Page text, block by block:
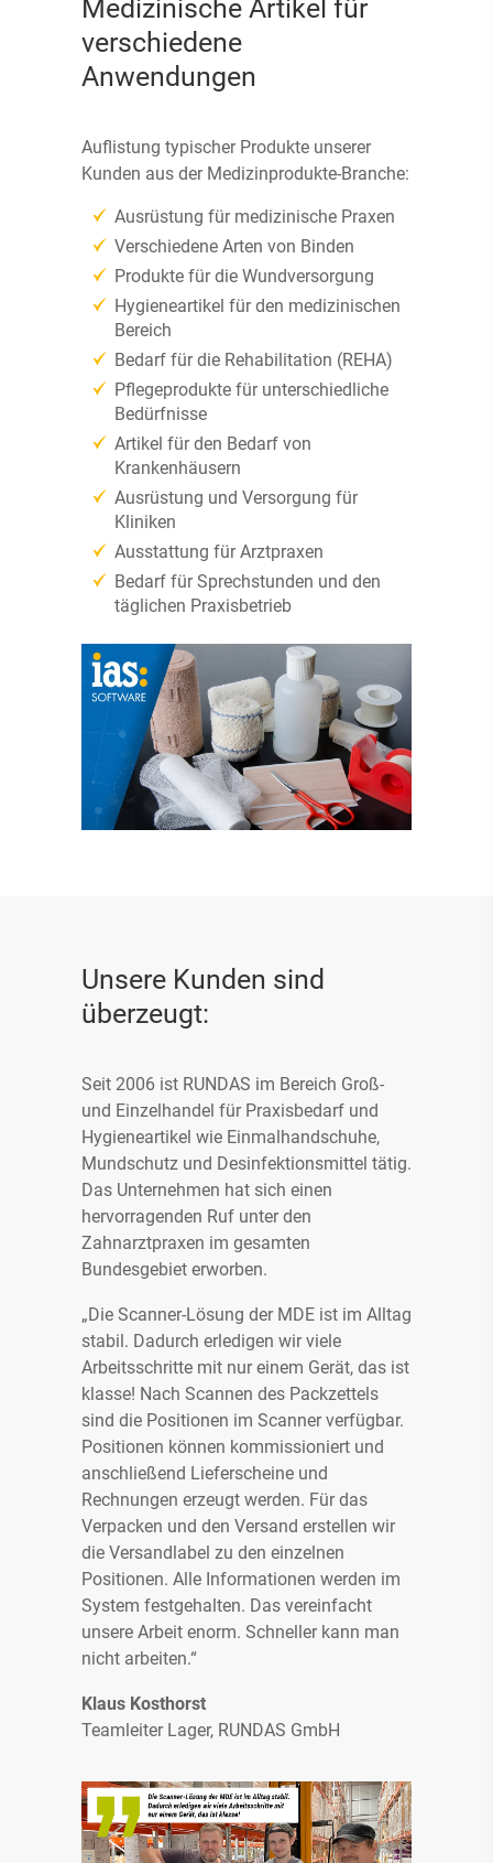
Medizinische Artikel für
verschiedene
Anwendungen
Auflistung typischer Produkte unserer
Kunden aus der Medizinprodukte-Branche:
Ausrüstung für medizinische Praxen
Verschiedene Arten von Binden
Produkte für die Wundversorgung
Hygieneartikel für den medizinischen
Bereich
Bedarf für die Rehabilitation (REHA)
Pflegeprodukte für unterschiedliche
Bedürfnisse
Artikel für den Bedarf von
Krankenhäusern
Ausrüstung und Versorgung für
Kliniken
Ausstattung für Arztpraxen
Bedarf für Sprechstunden und den
täglichen Praxisbetrieb
Unsere Kunden sind
überzeugt:
Seit 2006 ist RUNDAS im Bereich Groß-
und Einzelhandel für Praxisbedarf und
Hygieneartikel wie Einmalhandschuhe,
Mundschutz und Desinfektionsmittel tätig.
Das Unternehmen hat sich einen
hervorragenden Ruf unter den
Zahnarztpraxen im gesamten
Bundesgebiet erworben.
„Die Scanner-Lösung der MDE ist im Alltag
stabil. Dadurch erledigen wir viele
Arbeitsschritte mit nur einem Gerät, das ist
klasse! Nach Scannen des Packzettels
sind die Positionen im Scanner verfügbar.
Positionen können kommissioniert und
anschließend Lieferscheine und
Rechnungen erzeugt werden. Für das
Verpacken und den Versand erstellen wir
die Versandlabel zu den einzelnen
Positionen. Alle Informationen werden im
System festgehalten. Das vereinfacht
unsere Arbeit enorm. Schneller kann man
nicht arbeiten.“
Klaus Kosthorst
Teamleiter Lager, RUNDAS GmbH